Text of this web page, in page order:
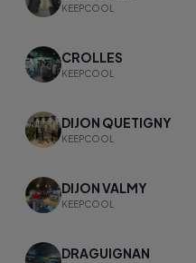
KEEPCOOL
CROLLES
KEEPCOOL
DIJON QUETIGNY
KEEPCOOL
DIJON VALMY
KEEPCOOL
DRAGUIGNAN